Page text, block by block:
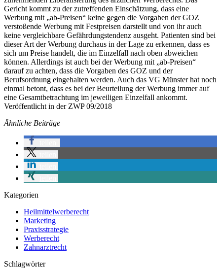
Gericht kommt zu der zutreffenden Einschätzung, dass eine
Werbung mit „ab-Preisen“ keine gegen die Vorgaben der GOZ
verstoßende Werbung mit Festpreisen darstellt und von ihr auch
keine vergleichbare Gefährdungstendenz ausgeht. Patienten sind bei
dieser Art der Werbung durchaus in der Lage zu erkennen, dass es
sich um Preise handelt, die im Einzelfall nach oben abweichen
können. Allerdings ist auch bei der Werbung mit „ab-Preisen“
darauf zu achten, dass die Vorgaben des GOZ und der
Berufsordnung eingehalten werden. Auch das VG Münster hat noch
einmal betont, dass es bei der Beurteilung der Werbung immer auf
eine Gesamtbetrachtung im jeweiligen Einzelfall ankommt.
Veröffentlicht in der ZWP 09/2018
Ähnliche Beiträge
Kategorien
Heilmittelwerberecht
Marketing
Praxisstrategie
Werberecht
Zahnarztrecht
Schlagwörter